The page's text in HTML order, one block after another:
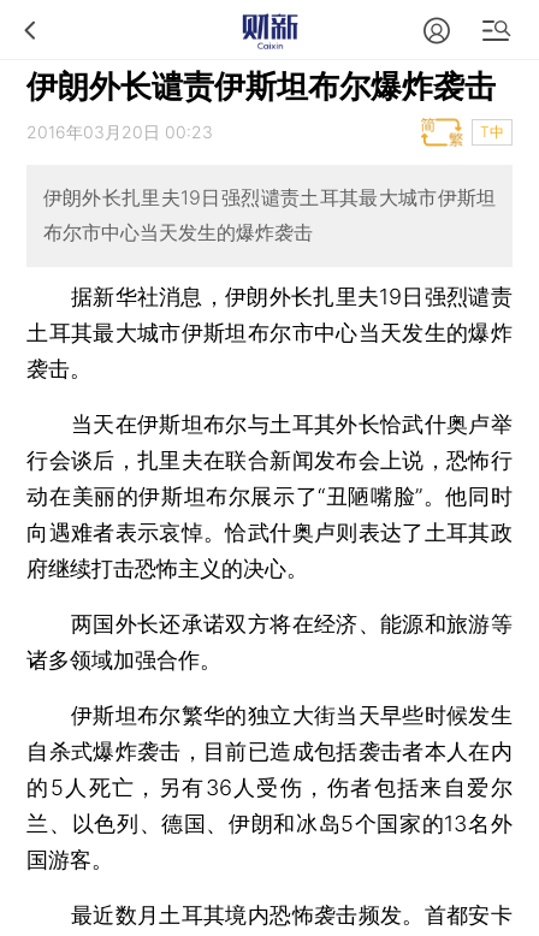
伊朗外长谴责伊斯坦布尔爆炸袭击
2016年03月20日 00:23 T中
伊朗外长扎里夫19日强烈谴责土耳其最大城市伊斯坦
布尔市中心当天发生的爆炸袭击
据新华社消息，伊朗外长扎里夫19日强烈谴责
土耳其最大城市伊斯坦布尔市中心当天发生的爆炸
袭击。
当天在伊斯坦布尔与土耳其外长恰武什奥卢举
行会谈后，扎里夫在联合新闻发布会上说，恐怖行
动在美丽的伊斯坦布尔展示了“丑陋嘴脸”。他同时
向遇难者表示哀悼。恰武什奥卢则表达了土耳其政
府继续打击恐怖主义的决心。
两国外长还承诺双方将在经济、能源和旅游等
诸多领域加强合作。
伊斯坦布尔繁华的独立大街当天早些时候发生
自杀式爆炸袭击，目前已造成包括袭击者本人在内
的5人死亡，另有36人受伤，伤者包括来自爱尔
兰、以色列、德国、伊朗和冰岛5个国家的13名外
国游客。
最近数月土耳其境内恐怖袭击频发。首都安卡